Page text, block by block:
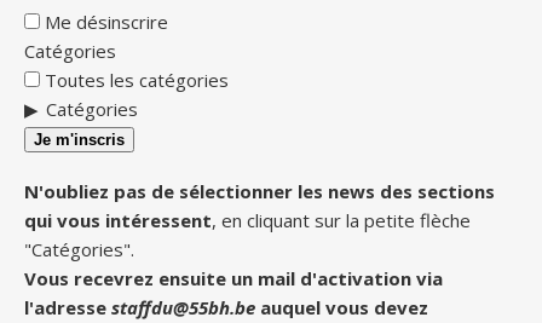
Me désinscrire
Catégories
Toutes les catégories
Catégories
Je m'inscris
N'oubliez pas de sélectionner les news des sections
qui vous intéressent, en cliquant sur la petite flèche
"Catégories".
Vous recevrez ensuite un mail d'activation via
l'adresse staffdu@55bh.be auquel vous devez